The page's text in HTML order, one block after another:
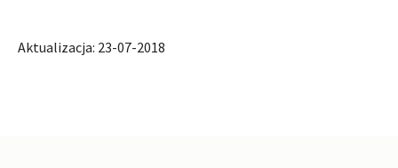
Aktualizacja: 23-07-2018